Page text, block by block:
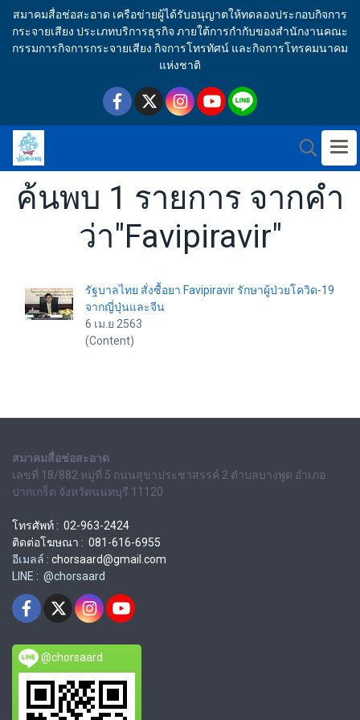
สมาคมสื่อช่อสะอาด เครือข่ายผู้ได้รับอนุญาตให้ทดลองประกอบกิจการ
กระจายเสียง ประเภทบริการธุรกิจ ภายใต้การกำกับของสำนักงานคณะ
กรรมการกิจการกระจายเสียง กิจการโทรทัศน์ และกิจการโทรคมนาคม
แห่งชาติ
ค้นพบ 1 รายการ จากคำ
ว่า"Favipiravir"
รัฐบาลไทย สั่งซื้อยา Favipiravir รักษาผู้ป่วยโควิด-19
จากญี่ปุ่นและจีน
6 เม.ย 2563
(Content)
สมาคมสื่อช่อสะอาด
เลขที่ 18/882 หมู่ที่ 5 ถนนสุขาประชาสรรค์ 2 ตำบลบางพูด อำเภอ
ปากเกร็ด จังหวัดนนทบุรี 11120
โทรศัพท์ : 02-963-2424
ติดต่อโฆษณา : 081-616-6955
อีเมลล์ : chorsaard@gmail.com
LINE : @chorsaard
@chorsaard